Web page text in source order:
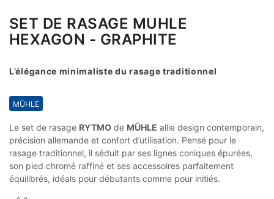
SET DE RASAGE MUHLE
HEXAGON - GRAPHITE
L’élégance minimaliste du rasage traditionnel
MÜHLE​​​​​​
Le set de rasage RYTMO de MÜHLE allie design contemporain,
précision allemande et confort d’utilisation. Pensé pour le
rasage traditionnel, il séduit par ses lignes coniques épurées,
son pied chromé raffiné et ses accessoires parfaitement
équilibrés, idéals pour débutants comme pour initiés.